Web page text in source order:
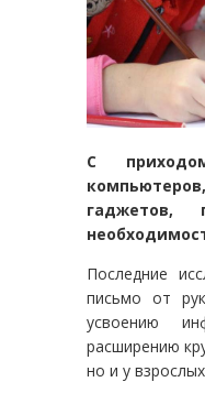
С
гаджетов,
Последние
письмо от
усвоению
расширению
но и у